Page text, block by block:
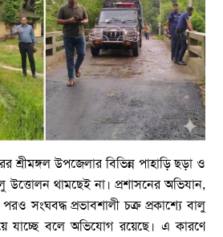
শ্রীমঙ্গল উপজেলার বিভিন্ন পাহাড়ি ছড়া ও
উত্তোলন থামছেই না। প্রশাসনের অভিযান,
সংঘবদ্ধ প্রভাবশালী চক্র প্রকাশ্যে বালু
যাচ্ছে বলে অভিযোগ রয়েছে। এ কারণে